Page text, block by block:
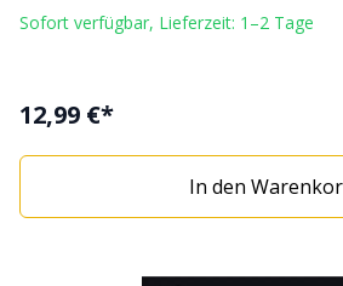
das seinen eigenen Fähigkeiten am
320250Autor/Komponist: Paul C.
SeitenVerlag/Hersteller: Boston
Sofort verfügbar, Lieferzeit: 1–2 Tage
12,99 €*
In den